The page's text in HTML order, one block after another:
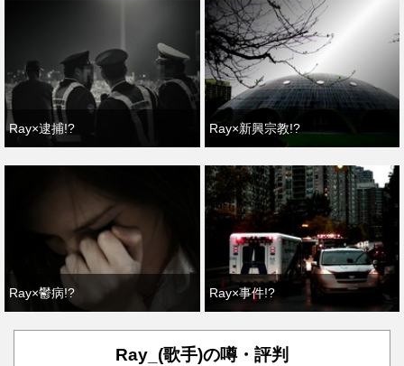
Ray×逮捕!? Ray×新興宗教!?
Ray×鬱病!? Ray×事件!?
Ray_(歌手)の噂・評判